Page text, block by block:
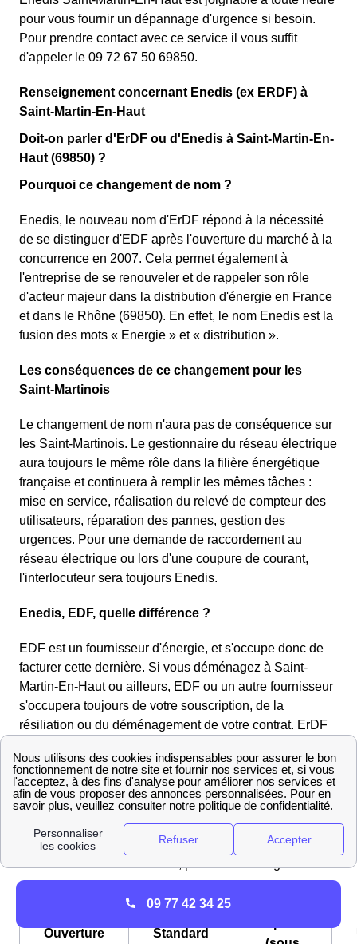
pour vous fournir un dépannage d'urgence si besoin.
Pour prendre contact avec ce service il vous suffit
d'appeler le 09 72 67 50 69850.
Renseignement concernant Enedis (ex ERDF) à
Saint-Martin-En-Haut
Doit-on parler d'ErDF ou d'Enedis à Saint-Martin-En-
Haut (69850) ?
Pourquoi ce changement de nom ?
Enedis, le nouveau nom d'ErDF répond à la nécessité
de se distinguer d'EDF après l'ouverture du marché à la
concurrence en 2007. Cela permet également à
l'entreprise de se renouveler et de rappeler son rôle
d'acteur majeur dans la distribution d'énergie en France
et dans le Rhône (69850). En effet, le nom Enedis est la
fusion des mots « Energie » et « distribution ».
Les conséquences de ce changement pour les
Saint-Martinois
Le changement de nom n'aura pas de conséquence sur
les Saint-Martinois. Le gestionnaire du réseau électrique
aura toujours le même rôle dans la filière énergétique
française et continuera à remplir les mêmes tâches :
mise en service, réalisation du relevé de compteur des
utilisateurs, réparation des pannes, gestion des
urgences. Pour une demande de raccordement au
réseau électrique ou lors d'une coupure de courant,
l'interlocuteur sera toujours Enedis.
Enedis, EDF, quelle différence ?
EDF est un fournisseur d'énergie, et s'occupe donc de
facturer cette dernière. Si vous déménagez à Saint-
Martin-En-Haut ou ailleurs, EDF ou un autre fournisseur
s'occupera toujours de votre souscription, de la
résiliation ou du déménagement de votre contrat. ErDF
Comment procéder à l'ouverture de mon compteur
d'électricité à Saint-Martin-En-Haut ?
compteur électrique à Saint-Martin-
En-Haut, prévoyez des frais qui varient entre 27 et 150
Ouverture Standard
09 77 42 34 25